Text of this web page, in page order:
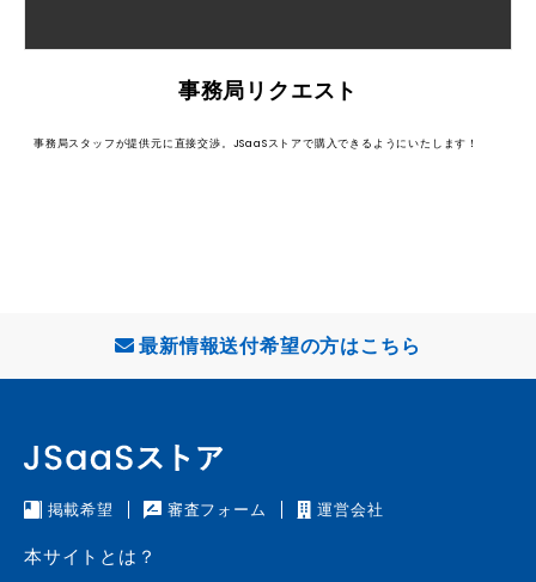
事務局リクエスト
事務局スタッフが提供元に直接交渉。JSaaSストアで購入できるようにいたします！
最新情報送付希望の方はこちら
掲載希望 審査フォーム 運営会社
本サイトとは？